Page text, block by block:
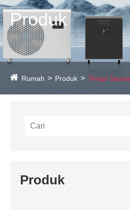
Produk
Rumah Produk Terapi Sauna
Produk